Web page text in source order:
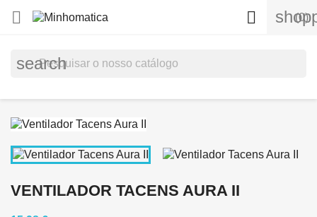
 (0)

search
VENTILADOR TACENS AURA II